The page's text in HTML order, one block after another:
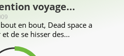
voyage...
en bout, Dead space a
de se hisser des...